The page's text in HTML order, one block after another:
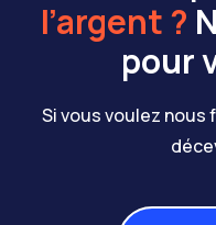
l’argent ?
pour
Si vous voulez nous